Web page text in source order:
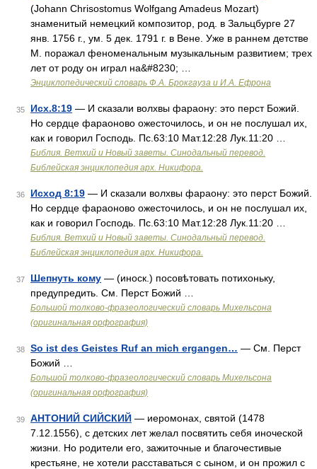
(Johann Chrisostomus Wolfgang Amadeus Mozart)
знаменитый немецкий композитор, род. в Зальцбурге 27
янв. 1756 г., ум. 5 дек. 1791 г. в Вене. Уже в раннем детстве
М. поражал феноменальным музыкальным развитием; трех
лет от роду он играл на&#8230; …
Энциклопедический словарь Ф.А. Брокгауза и И.А. Ефрона
35 Исх.8:19 — И сказали волхвы фараону: это перст Божий.
Но сердце фараоново ожесточилось, и он не послушал их,
как и говорил Господь. Пс.63:10 Мат.12:28 Лук.11:20 …
Библия. Ветхий и Новый заветы. Синодальный перевод.
Библейская энциклопедия арх. Никифора.
36 Исход 8:19 — И сказали волхвы фараону: это перст Божий.
Но сердце фараоново ожесточилось, и он не послушал их,
как и говорил Господь. Пс.63:10 Мат.12:28 Лук.11:20 …
Библия. Ветхий и Новый заветы. Синодальный перевод.
Библейская энциклопедия арх. Никифора.
37 Шепнуть кому — (иноск.) посовѣтовать потихоньку,
предупредить. См. Перст Божий …
Большой толково-фразеологический словарь Михельсона
(оригинальная орфография)
38 So ist des Geistes Ruf an mich ergangen… — См. Перст
Божий …
Большой толково-фразеологический словарь Михельсона
(оригинальная орфография)
39 АНТОНИЙ СИЙСКИЙ — иеромонах, святой (1478
7.12.1556), с детских лет желал посвятить себя иноческой
жизни. Но родители его, зажиточные и благочестивые
крестьяне, не хотели расставаться с сыном, и он прожил с